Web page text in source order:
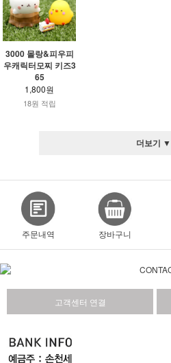
3000 몰랑&피우피
우캐릭터모찌 키즈3
65
1,800원
18원 적립
더보기 ▼
주문내역 장바구니
고객센터 연결